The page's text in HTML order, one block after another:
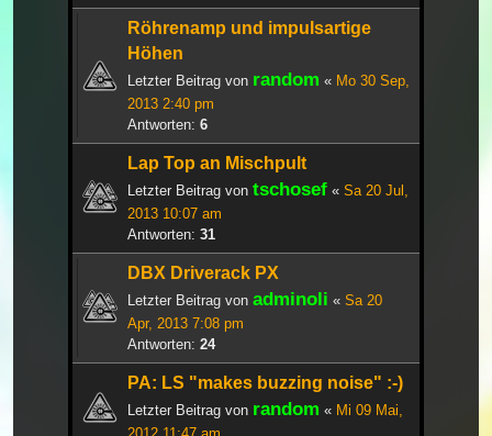
Röhrenamp und impulsartige
Höhen
Letzter Beitrag von random « Mo 30 Sep,
2013 2:40 pm
Antworten: 6
Lap Top an Mischpult
Letzter Beitrag von tschosef « Sa 20 Jul,
2013 10:07 am
Antworten: 31
DBX Driverack PX
Letzter Beitrag von adminoli « Sa 20
Apr, 2013 7:08 pm
Antworten: 24
PA: LS "makes buzzing noise" :-)
Letzter Beitrag von random « Mi 09 Mai,